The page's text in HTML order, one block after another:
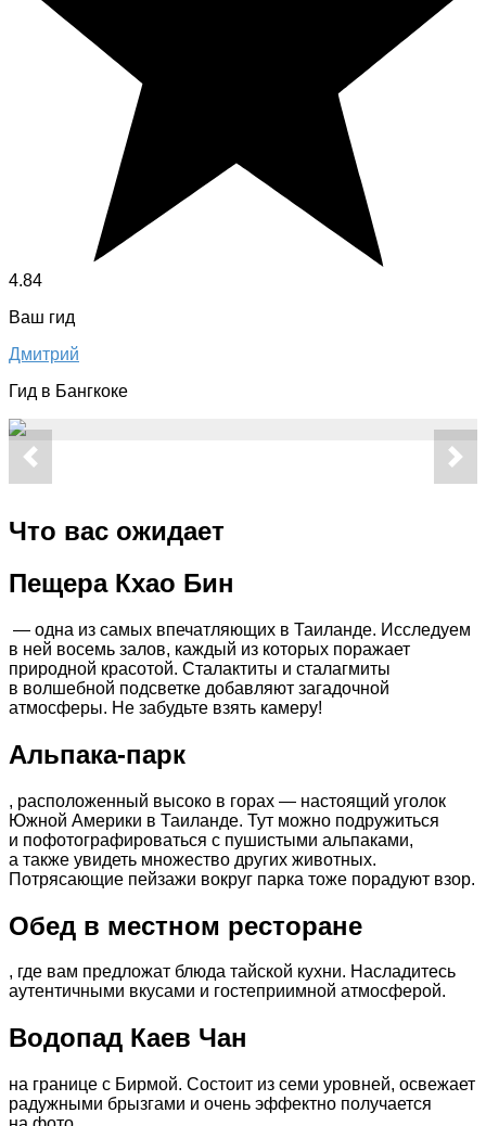
4.84
Ваш гид
Дмитрий
Гид в Бангкоке
Что вас ожидает
Пещера Кхао Бин
— одна из самых впечатляющих в Таиланде. Исследуем
в ней восемь залов, каждый из которых поражает
природной красотой. Сталактиты и сталагмиты
в волшебной подсветке добавляют загадочной
атмосферы. Не забудьте взять камеру!
Альпака-парк
, расположенный высоко в горах — настоящий уголок
Южной Америки в Таиланде. Тут можно подружиться
и пофотографироваться с пушистыми альпаками,
а также увидеть множество других животных.
Потрясающие пейзажи вокруг парка тоже порадуют взор.
Обед в местном ресторане
, где вам предложат блюда тайской кухни. Насладитесь
аутентичными вкусами и гостеприимной атмосферой.
Водопад Каев Чан
на границе с Бирмой. Состоит из семи уровней, освежает
радужными брызгами и очень эффектно получается